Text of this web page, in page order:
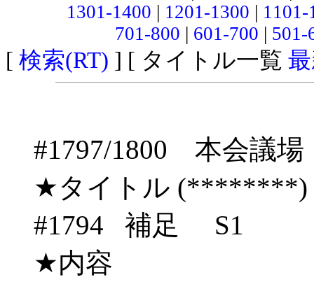
1301-1400 | 1201-1300 |
701-800 | 601-700 |
[ 検索(RT) ] [ タイトル一覧
#1797/1800 本会議
★タイトル (********)
#1794 補足 S1
★内容